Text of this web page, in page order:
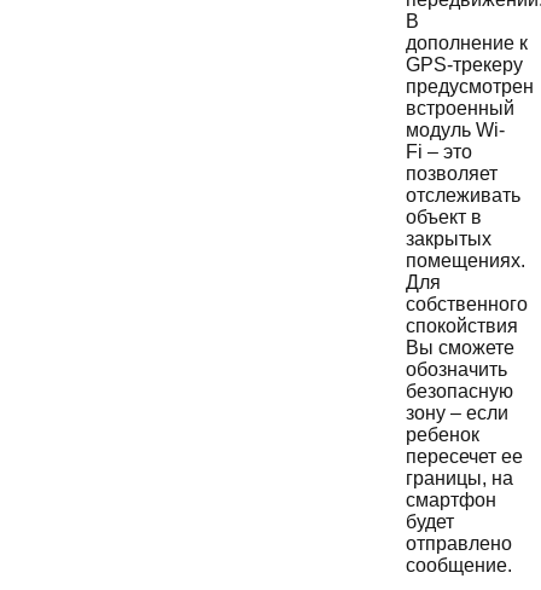
В
дополнение к
GPS-трекеру
предусмотрен
встроенный
модуль Wi-
Fi – это
позволяет
отслеживать
объект в
закрытых
помещениях.
Для
собственного
спокойствия
Вы сможете
обозначить
безопасную
зону – если
ребенок
пересечет ее
границы, на
смартфон
будет
отправлено
сообщение.